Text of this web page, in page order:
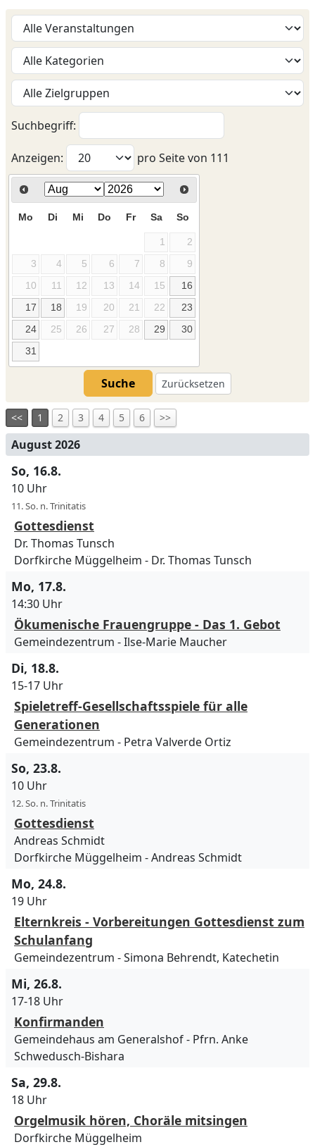
Suchbegriff:
Anzeigen: pro Seite von 111
Mo Di Mi Do Fr Sa So
1
2
3
4 5 6 7 8
9
10
11 12 13 14 15
16
17
18 19 20 21 22
23
24
25 26 27 28 29
30
31
Suche Zurücksetzen
<< 1 2 3 4 5 6 >>
August 2026
So, 16.8.
10 Uhr
11. So. n. Trinitatis
Gottesdienst
Dr. Thomas Tunsch
Dorfkirche Müggelheim
Dr. Thomas Tunsch
Mo, 17.8.
14:30 Uhr
Ökumenische Frauengruppe - Das 1. Gebot
Gemeindezentrum Ilse-Marie Maucher
Di, 18.8.
15-17 Uhr
Spieletreff-Gesellschaftsspiele für alle
Generationen
Gemeindezentrum Petra Valverde Ortiz
So, 23.8.
10 Uhr
12. So. n. Trinitatis
Gottesdienst
Andreas Schmidt
Dorfkirche Müggelheim
Andreas Schmidt
Mo, 24.8.
19 Uhr
Elternkreis - Vorbereitungen Gottesdienst zum
Schulanfang
Gemeindezentrum Simona Behrendt, Katechetin
Mi, 26.8.
17-18 Uhr
Konfirmanden
Gemeindehaus am Generalshof
Pfrn. Anke
Schwedusch-Bishara
Sa, 29.8.
18 Uhr
Orgelmusik hören, Choräle mitsingen
Dorfkirche Müggelheim